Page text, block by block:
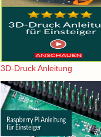
3D-Druck Anleitung